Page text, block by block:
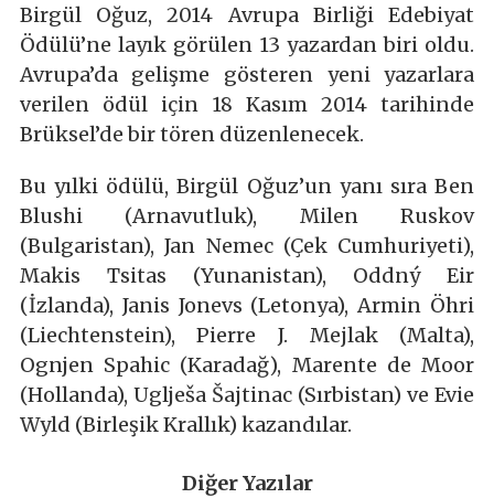
Birgül Oğuz, 2014 Avrupa Birliği Edebiyat
Ödülü’ne layık görülen 13 yazardan biri oldu.
Avrupa’da gelişme gösteren yeni yazarlara
verilen ödül için 18 Kasım 2014 tarihinde
Brüksel’de bir tören düzenlenecek.
Bu yılki ödülü, Birgül Oğuz’un yanı sıra Ben
Blushi (Arnavutluk), Milen Ruskov
(Bulgaristan), Jan Nemec (Çek Cumhuriyeti),
Makis Tsitas (Yunanistan), Oddný Eir
(İzlanda), Janis Jonevs (Letonya), Armin Öhri
(Liechtenstein), Pierre J. Mejlak (Malta),
Ognjen Spahic (Karadağ), Marente de Moor
(Hollanda), Uglješa Šajtinac (Sırbistan) ve Evie
Wyld (Birleşik Krallık) kazandılar.
Diğer Yazılar